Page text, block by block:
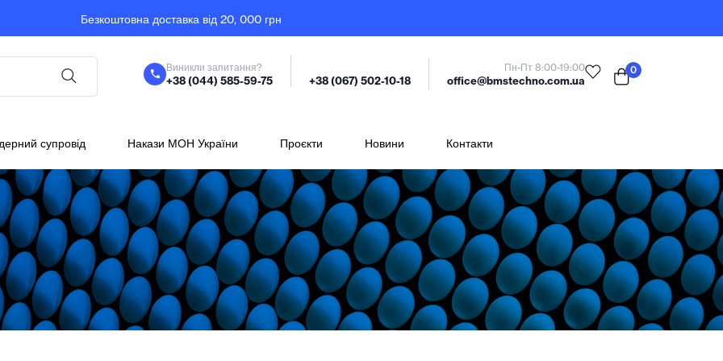
Безкоштовна доставка від 20, 000 грн
Виникли запитання?
+38 (044) 585-59-75 +38 (067) 502-10-18
Пн-Пт 8:00-19:00
office@bmstechno.com.ua
0
супровід Накази МОН України Проєкти Новини Контакти